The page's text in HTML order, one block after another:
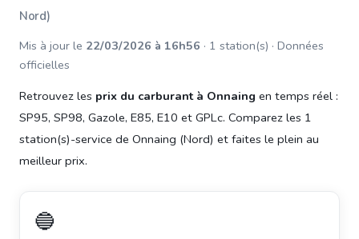
Nord)
Mis à jour le 22/03/2026 à 16h56 · 1 station(s) · Données
officielles
Retrouvez les prix du carburant à Onnaing en temps réel :
SP95, SP98, Gazole, E85, E10 et GPLc. Comparez les 1
station(s)-service de Onnaing (Nord) et faites le plein au
meilleur prix.
🔵